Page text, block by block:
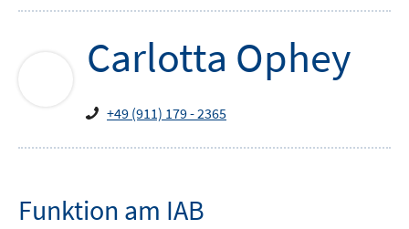
Carlotta Ophey
+49 (911) 179 - 2365
Funktion am IAB